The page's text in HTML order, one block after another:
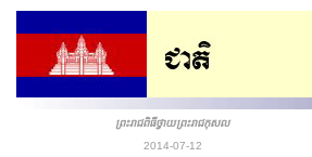
ព្រះរាជពិធីថ្វាយព្រះរាជកុសល
2014-07-12